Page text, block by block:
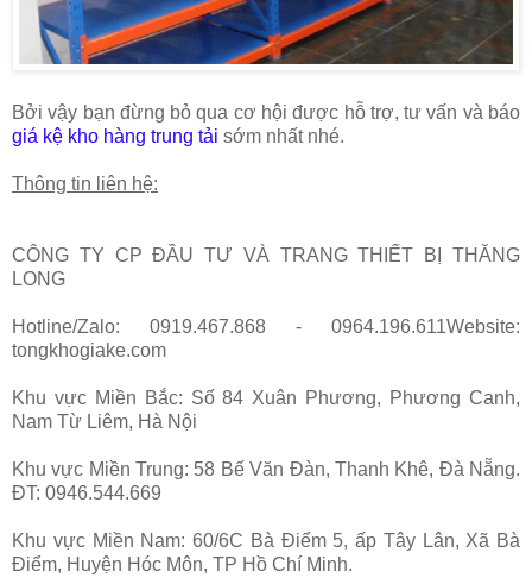
Bởi vậy bạn đừng bỏ qua cơ hội được hỗ trợ, tư vấn và báo
giá kệ kho hàng trung tải sớm nhất nhé.
Thông tin liên hệ:
CÔNG TY CP ĐẦU TƯ VÀ TRANG THIẾT BỊ THĂNG
LONG
Hotline/Zalo: 0919.467.868 - 0964.196.611Website:
tongkhogiake.com
Khu vực Miền Bắc: Số 84 Xuân Phương, Phương Canh,
Nam Từ Liêm, Hà Nội
Khu vực Miền Trung: 58 Bế Văn Đàn, Thanh Khê, Đà Nẵng.
ĐT: 0946.544.669
Khu vực Miền Nam: 60/6C Bà Điểm 5, ấp Tây Lân, Xã Bà
Điểm, Huyện Hóc Môn, TP Hồ Chí Minh.